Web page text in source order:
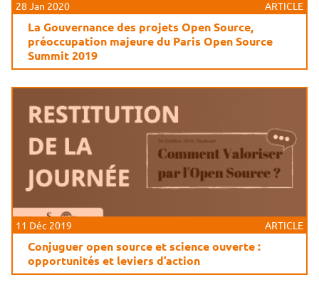
28 Jan 2020 ARTICLE
La Gouvernance des projets Open Source,
préoccupation majeure du Paris Open Source
Summit 2019
11 Déc 2019 ARTICLE
Conjuguer open source et science ouverte :
opportunités et leviers d’action